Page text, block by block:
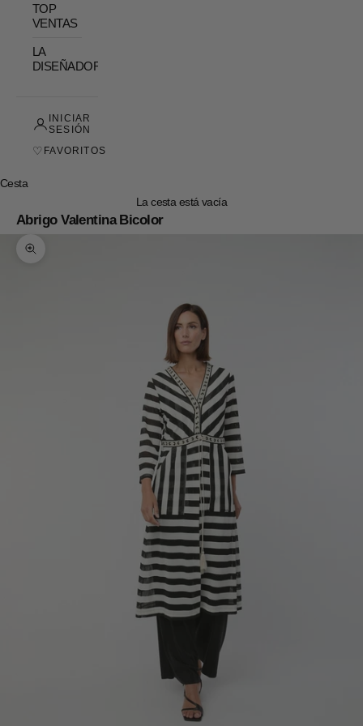
TOP
VENTAS
LA
DISEÑADORA
INICIAR
SESIÓN
♡ FAVORITOS
Cesta
La cesta está vacía
Abrigo Valentina Bicolor
Zoom